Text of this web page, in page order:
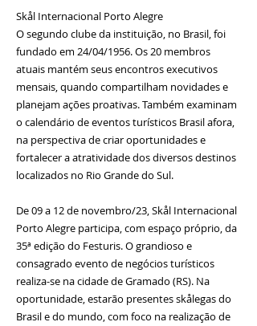
Skål Internacional Porto Alegre
O segundo clube da instituição, no Brasil, foi
fundado em 24/04/1956. Os 20 membros
atuais mantém seus encontros executivos
mensais, quando compartilham novidades e
planejam ações proativas. Também examinam
o calendário de eventos turísticos Brasil afora,
na perspectiva de criar oportunidades e
fortalecer a atratividade dos diversos destinos
localizados no Rio Grande do Sul.
De 09 a 12 de novembro/23, Skål Internacional
Porto Alegre participa, com espaço próprio, da
35ª edição do Festuris. O grandioso e
consagrado evento de negócios turísticos
realiza-se na cidade de Gramado (RS). Na
oportunidade, estarão presentes skålegas do
Brasil e do mundo, com foco na realização de